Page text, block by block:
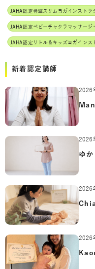
JAHA認定骨盤スリムヨガインストラ
新着認定講師
2026
2026
ゆか
2026
2026